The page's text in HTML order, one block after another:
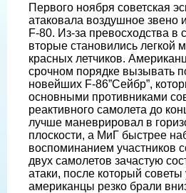
Первого ноября советская
атаковала воздушное звено
F-80. Из-за превосходства в
вторые становились легкой
красных летчиков.
срочном порядке вызывать
новейших F-86”Сейбр”,
основными противниками
реактивного самолета до
лучше маневрировал в
плоскости, а МиГ быстрее
воспоминанием участников
двух самолетов зачастую
атаки, после который
американцы резко брали